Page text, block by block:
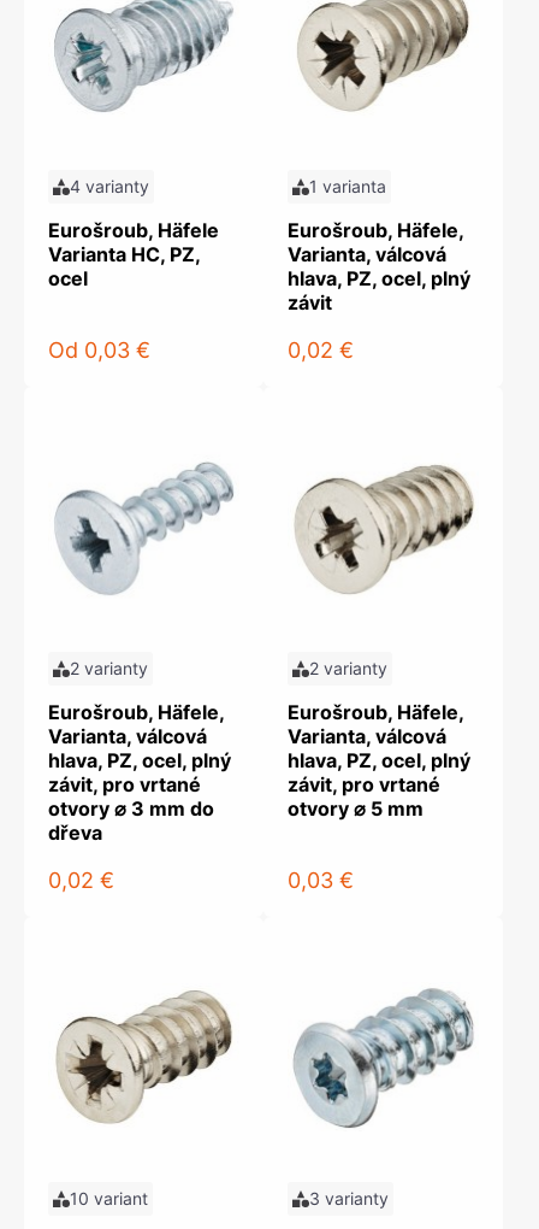
4 varianty
Eurošroub, Häfele
Varianta HC, PZ,
ocel
Od 0,03 €
1 varianta
Eurošroub, Häfele,
Varianta, válcová
hlava, PZ, ocel, plný
závit
0,02 €
2 varianty
Eurošroub, Häfele,
Varianta, válcová
hlava, PZ, ocel, plný
závit, pro vrtané
otvory ⌀ 3 mm do
dřeva
0,02 €
2 varianty
Eurošroub, Häfele,
Varianta, válcová
hlava, PZ, ocel, plný
závit, pro vrtané
otvory ⌀ 5 mm
0,03 €
10 variant 3 varianty